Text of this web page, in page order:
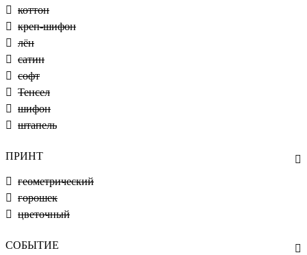
коттон
креп-шифон
лён
сатин
софт
Тенсел
шифон
штапель
ПРИНТ
геометрический
горошек
цветочный
СОБЫТИЕ